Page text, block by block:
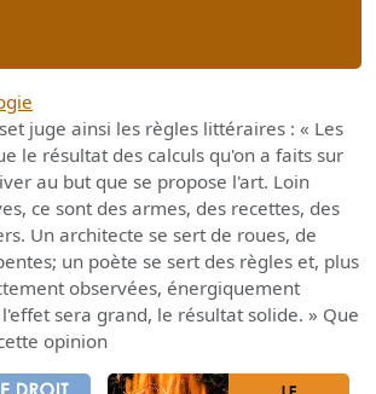
juge ainsi les règles littéraires : « Les
le résultat des calculs qu'on a faits sur
au but que se propose l'art. Loin
ce sont des armes, des recettes, des
Un architecte se sert de roues, de
un poète se sert des règles et, plus
observées, énergiquement
sera grand, le résultat solide. » Que
opinion